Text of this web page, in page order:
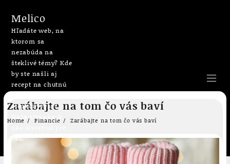
Skip
content
Melico
Hľadáte web, na
ktorom sa
nezabúda na
šteklivé témy? Kde
by ste našli aj
recept na chutnú
slepačí vývar?
Naša stránka je
vás.
Zarábajte na tom čo vás baví
Home Financie Zarábajte na tom čo vás baví